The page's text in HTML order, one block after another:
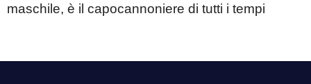
maschile, è il capocannoniere di tutti i tempi